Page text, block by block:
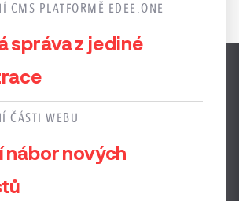
CMS PLATFORMĚ EDEE.ONE
správa z jediné
ČÁSTI WEBU
nových